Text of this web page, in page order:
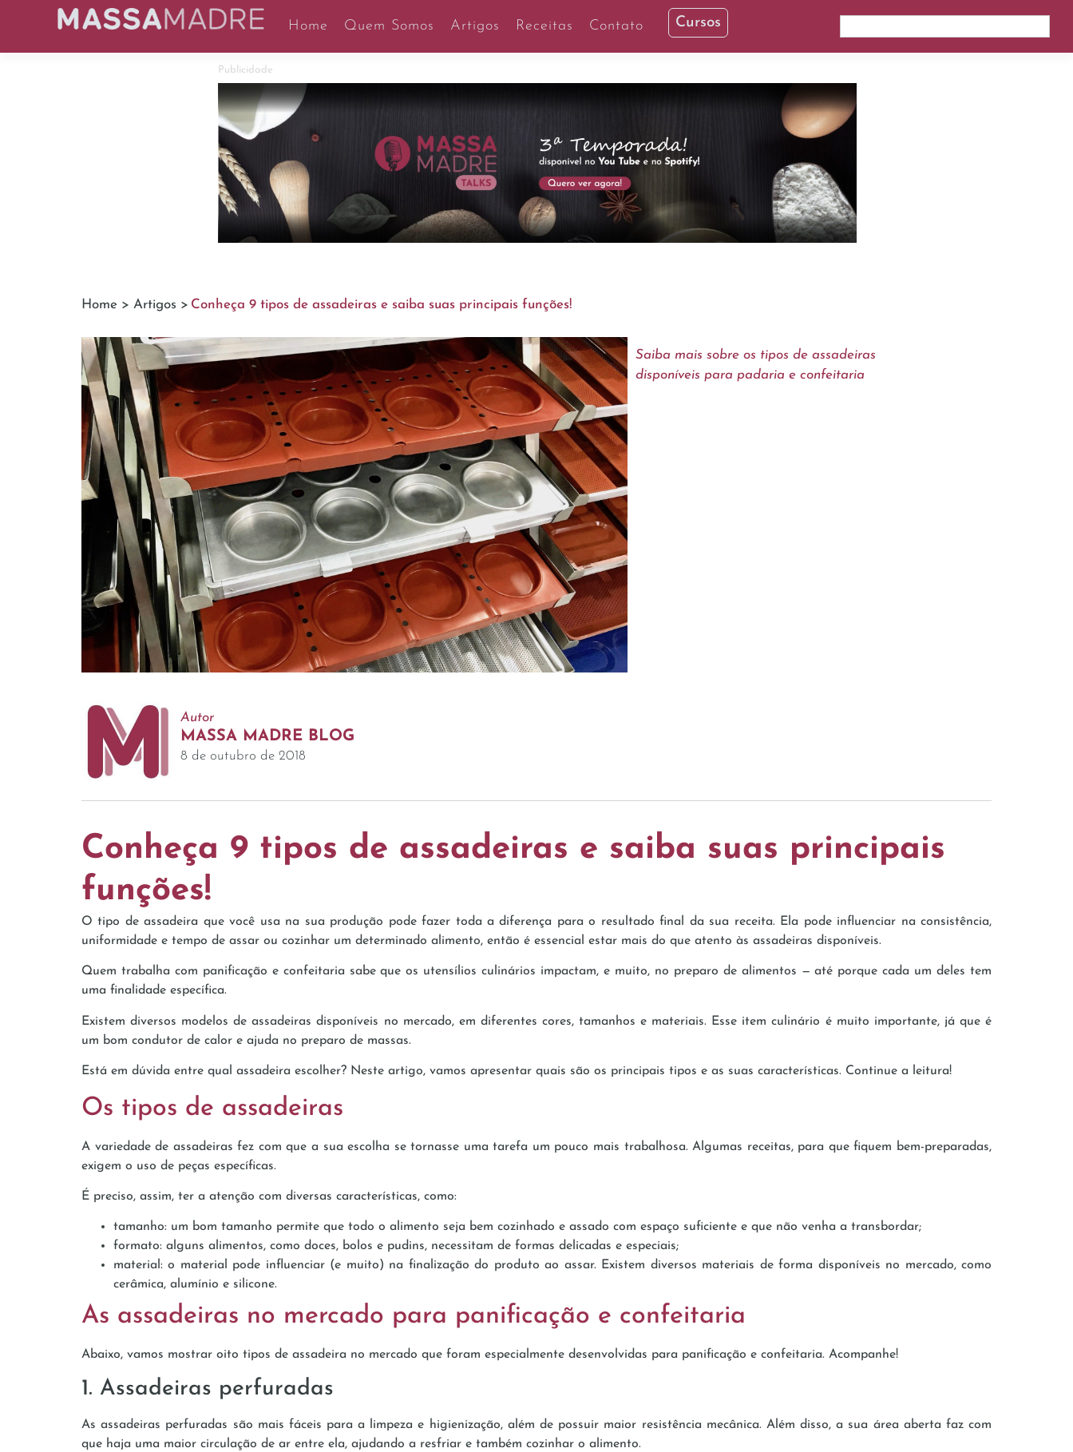
Home Quem Somos Artigos Receitas Contato Cursos
Publicidade
Home > Artigos > Conheça 9 tipos de assadeiras e saiba suas principais funções!
Saiba mais sobre os tipos de assadeiras
disponíveis para padaria e confeitaria
Autor
MASSA MADRE BLOG
8 de outubro de 2018
Conheça 9 tipos de assadeiras e saiba suas principais
funções!
O tipo de assadeira que você usa na sua produção pode fazer toda a diferença para o resultado final da sua receita. Ela pode influenciar na consistência,
uniformidade e tempo de assar ou cozinhar um determinado alimento, então é essencial estar mais do que atento às assadeiras disponíveis.
Quem trabalha com panificação e confeitaria sabe que os utensílios culinários impactam, e muito, no preparo de alimentos — até porque cada um deles tem
uma finalidade específica.
Existem diversos modelos de assadeiras disponíveis no mercado, em diferentes cores, tamanhos e materiais. Esse item culinário é muito importante, já que é
um bom condutor de calor e ajuda no preparo de massas.
Está em dúvida entre qual assadeira escolher? Neste artigo, vamos apresentar quais são os principais tipos e as suas características. Continue a leitura!
Os tipos de assadeiras
A variedade de assadeiras fez com que a sua escolha se tornasse uma tarefa um pouco mais trabalhosa. Algumas receitas, para que fiquem bem-preparadas,
exigem o uso de peças específicas.
É preciso, assim, ter a atenção com diversas características, como:
tamanho: um bom tamanho permite que todo o alimento seja bem cozinhado e assado com espaço suficiente e que não venha a transbordar;
formato: alguns alimentos, como doces, bolos e pudins, necessitam de formas delicadas e especiais;
material: o material pode influenciar (e muito) na finalização do produto ao assar. Existem diversos materiais de forma disponíveis no mercado, como
cerâmica, alumínio e silicone.
As assadeiras no mercado para panificação e confeitaria
Abaixo, vamos mostrar oito tipos de assadeira no mercado que foram especialmente desenvolvidas para panificação e confeitaria. Acompanhe!
1. Assadeiras perfuradas
As assadeiras perfuradas são mais fáceis para a limpeza e higienização, além de possuir maior resistência mecânica. Além disso, a sua área aberta faz com
que haja uma maior circulação de ar entre ela, ajudando a resfriar e também cozinhar o alimento.